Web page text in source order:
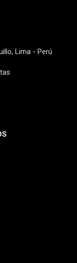
Lima - Perú